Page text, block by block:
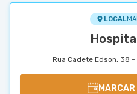
LOCAL
Rua Cadete Edson, 38